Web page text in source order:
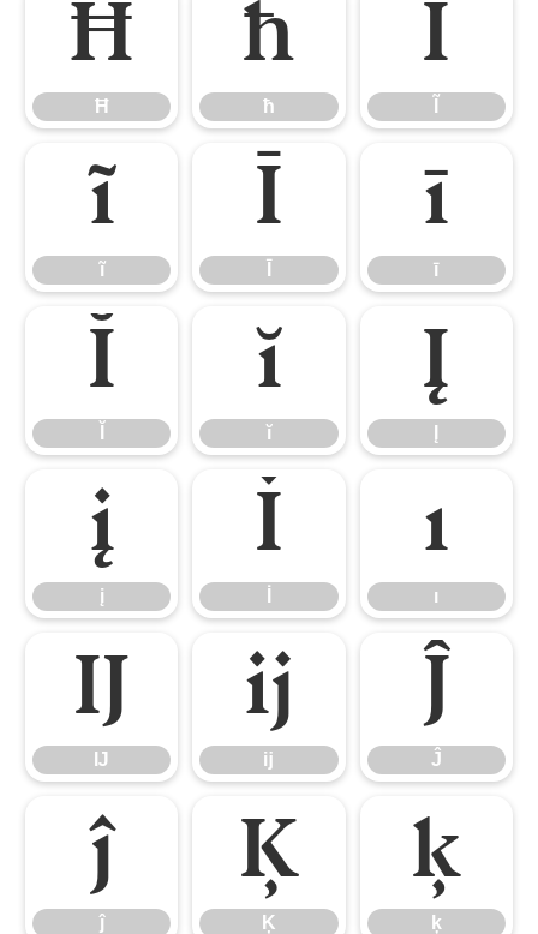
Ħ
Ħ
ħ
ħ
Ĩ
ĩ
ĩ
Ī ī
ī
Ĭ ĭ
ĭ
Į
į
į
İ ı
ı
Ĳ
Ĳ
ĳ
ĳ
Ĵ
Ĵ
ĵ
ĵ
Ķ
Ķ
ķ
ķ